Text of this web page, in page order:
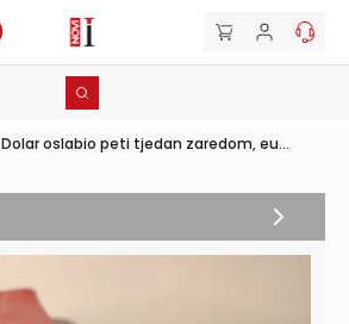
Dolar oslabio peti tjedan zaredom, eu...